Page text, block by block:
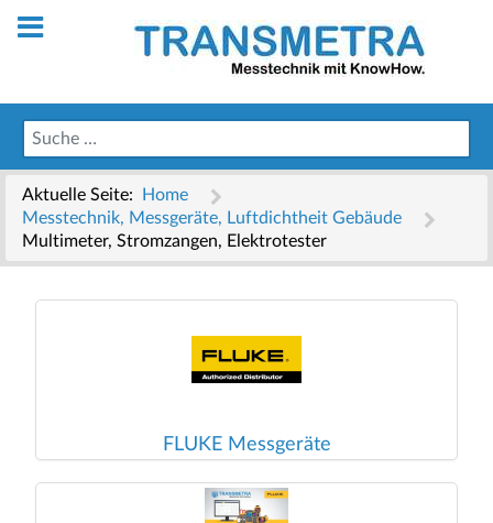
Aktuelle Seite:
Home
Messtechnik, Messgeräte, Luftdichtheit Gebäude
Multimeter, Stromzangen, Elektrotester
FLUKE Messgeräte